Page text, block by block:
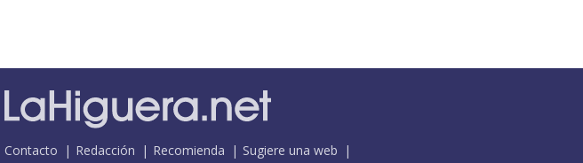
Contacto Redacción Recomienda
Sugiere una web